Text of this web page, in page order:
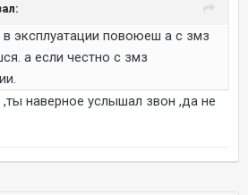
эксплуатации повоюеш а с змз
а если честно с змз
наверное услышал звон ,да не